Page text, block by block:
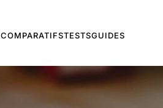
COMPARATIFSTESTSGUIDES